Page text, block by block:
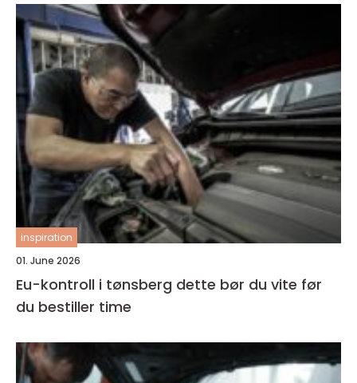
inspiration
01. June 2026
Eu-kontroll i tønsberg dette bør du vite før
du bestiller time